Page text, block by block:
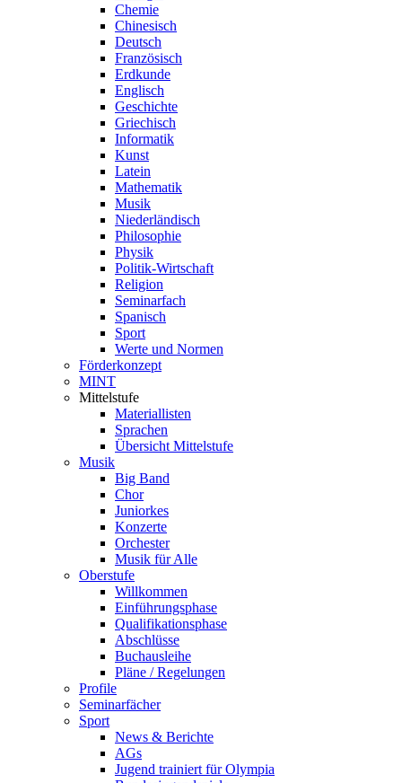
Chemie
Chinesisch
Deutsch
Französisch
Erdkunde
Englisch
Geschichte
Griechisch
Informatik
Kunst
Latein
Mathematik
Musik
Niederländisch
Philosophie
Physik
Politik-Wirtschaft
Religion
Seminarfach
Spanisch
Sport
Werte und Normen
Förderkonzept
MINT
Mittelstufe
Materiallisten
Sprachen
Übersicht Mittelstufe
Musik
Big Band
Chor
Juniorkes
Konzerte
Orchester
Musik für Alle
Oberstufe
Willkommen
Einführungsphase
Qualifikationsphase
Abschlüsse
Buchausleihe
Pläne / Regelungen
Profile
Seminarfächer
Sport
News & Berichte
AGs
Jugend trainiert für Olympia